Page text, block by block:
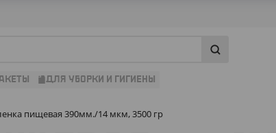
ДЛЯ УБОРКИ И ГИГИЕНЫ
пищевая 390мм./14 мкм, 3500 гр